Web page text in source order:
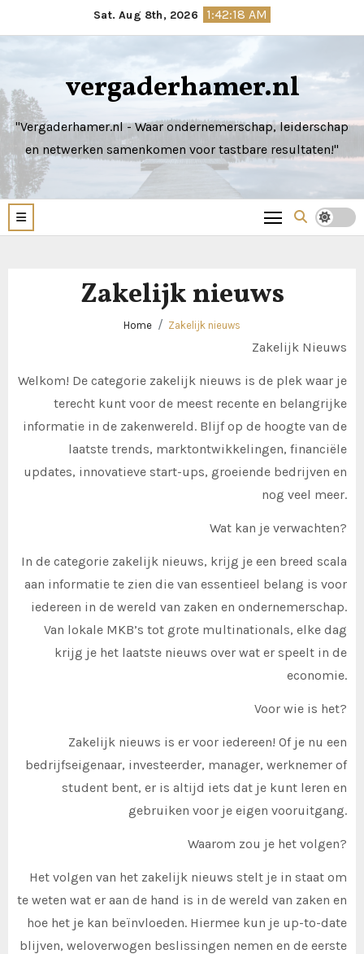
to
Sat. Aug 8th, 2026 1:42:19 AM
vergaderhamer.nl
"Vergaderhamer.nl - Waar ondernemerschap, leiderschap
en netwerken samenkomen voor tastbare resultaten!"
Zakelijk nieuws
Home Zakelijk nieuws
Zakelijk Nieuws
Welkom! De categorie zakelijk nieuws is de plek waar je
terecht kunt voor de meest recente en belangrijke
informatie in de zakenwereld. Blijf op de hoogte van de
laatste trends, marktontwikkelingen, financiële
updates, innovatieve start-ups, groeiende bedrijven en
nog veel meer.
Wat kan je verwachten?
In de categorie zakelijk nieuws, krijg je een breed scala
aan informatie te zien die van essentieel belang is voor
iedereen in de wereld van zaken en ondernemerschap.
Van lokale MKB’s tot grote multinationals, elke dag
krijg je het laatste nieuws over wat er speelt in de
economie.
Voor wie is het?
Zakelijk nieuws is er voor iedereen! Of je nu een
bedrijfseigenaar, investeerder, manager, werknemer of
student bent, er is altijd iets dat je kunt leren en
gebruiken voor je eigen vooruitgang.
Waarom zou je het volgen?
Het volgen van het zakelijk nieuws stelt je in staat om
te weten wat er aan de hand is in de wereld van zaken en
hoe het je kan beïnvloeden. Hiermee kun je up-to-date
blijven, weloverwogen beslissingen nemen en de eerste